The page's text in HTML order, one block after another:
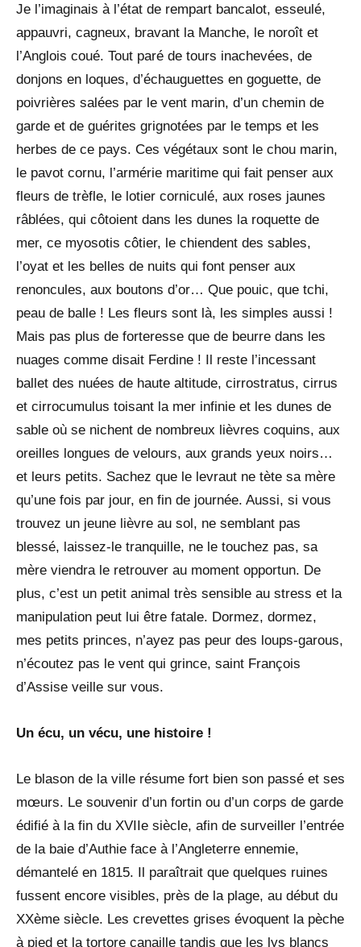
Je l’imaginais à l’état de rempart bancalot, esseulé,
appauvri, cagneux, bravant la Manche, le noroît et
l’Anglois coué. Tout paré de tours inachevées, de
donjons en loques, d’échauguettes en goguette, de
poivrières salées par le vent marin, d’un chemin de
garde et de guérites grignotées par le temps et les
herbes de ce pays. Ces végétaux sont le chou marin,
le pavot cornu, l’armérie maritime qui fait penser aux
fleurs de trèfle, le lotier corniculé, aux roses jaunes
râblées, qui côtoient dans les dunes la roquette de
mer, ce myosotis côtier, le chiendent des sables,
l’oyat et les belles de nuits qui font penser aux
renoncules, aux boutons d’or… Que pouic, que tchi,
peau de balle ! Les fleurs sont là, les simples aussi !
Mais pas plus de forteresse que de beurre dans les
nuages comme disait Ferdine ! Il reste l’incessant
ballet des nuées de haute altitude, cirrostratus, cirrus
et cirrocumulus toisant la mer infinie et les dunes de
sable où se nichent de nombreux lièvres coquins, aux
oreilles longues de velours, aux grands yeux noirs…
et leurs petits. Sachez que le levraut ne tète sa mère
qu’une fois par jour, en fin de journée. Aussi, si vous
trouvez un jeune lièvre au sol, ne semblant pas
blessé, laissez-le tranquille, ne le touchez pas, sa
mère viendra le retrouver au moment opportun. De
plus, c’est un petit animal très sensible au stress et la
manipulation peut lui être fatale. Dormez, dormez,
mes petits princes, n’ayez pas peur des loups-garous,
n’écoutez pas le vent qui grince, saint François
d’Assise veille sur vous.
Un écu, un vécu, une histoire !
Le blason de la ville résume fort bien son passé et ses
mœurs. Le souvenir d’un fortin ou d’un corps de garde
édifié à la fin du XVIIe siècle, afin de surveiller l’entrée
de la baie d’Authie face à l’Angleterre ennemie,
démantelé en 1815. Il paraîtrait que quelques ruines
fussent encore visibles, près de la plage, au début du
XXème siècle. Les crevettes grises évoquent la pèche
à pied et la tortore canaille tandis que les lys blancs